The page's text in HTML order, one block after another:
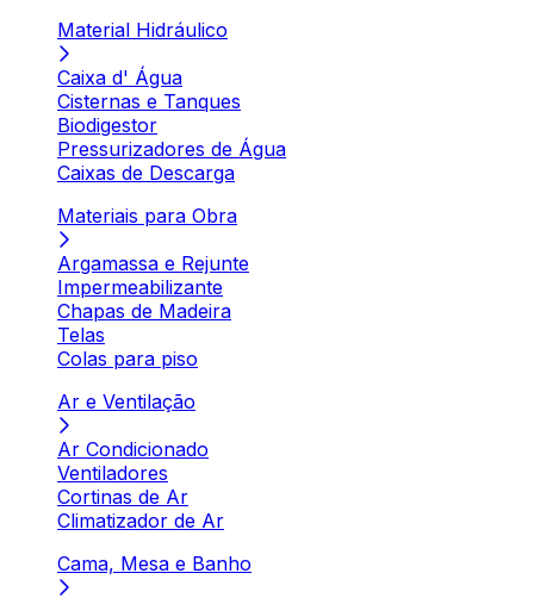
Material Hidráulico
Caixa d' Água
Cisternas e Tanques
Biodigestor
Pressurizadores de Água
Caixas de Descarga
Materiais para Obra
Argamassa e Rejunte
Impermeabilizante
Chapas de Madeira
Telas
Colas para piso
Ar e Ventilação
Ar Condicionado
Ventiladores
Cortinas de Ar
Climatizador de Ar
Cama, Mesa e Banho